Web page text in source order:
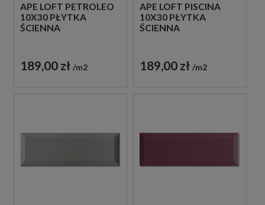
APE LOFT PETROLEO
10X30 PŁYTKA
ŚCIENNA
189,00 zł m2
APE LOFT PISCINA
10X30 PŁYTKA
ŚCIENNA
189,00 zł m2